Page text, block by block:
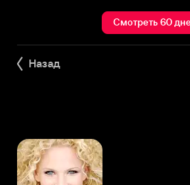
Смотреть 60
Назад